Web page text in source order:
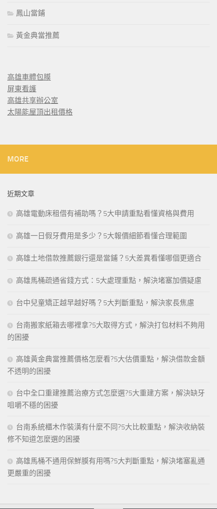
鳳山當鋪
黃金典當推薦
高雄車體包膜
屏東看護
高雄共享辦公室
太陽能屋頂出租價格
MORE
近期文章
高雄電動床租借有補助嗎？5大申請重點看懂資格與費用
高雄一日假牙費用是多少？5大報價細節看懂合理範圍
高雄土地借款推薦銀行還是當鋪？5大差異看懂哪個更適合
高雄馬桶疏通省錢方式：5大處理重點，解決堵塞加價疑慮
台中兒童矯正越早越好嗎？5大判斷重點，解決家長焦慮
台南搬家紙箱去哪裡拿?5大取得方式，解決打包材料不夠用
的困擾
高雄黃金典當推薦價格怎麼看?5大估價重點，解決借款金額
不透明的困擾
台中全口重建推薦治療方式怎麼選?5大重建方案，解決缺牙
咀嚼不穩的困擾
台南系統櫃木作裝潢有什麼不同?5大比較重點，解決收納裝
修不知道怎麼選的困擾
高雄馬桶不通用保鮮膜有用嗎?5大判斷重點，解決堵塞亂通
更嚴重的困擾